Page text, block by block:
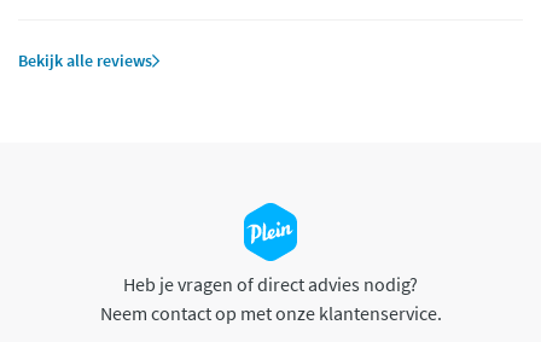
Bekijk alle reviews
Heb je vragen of direct advies nodig?
Neem contact op met onze klantenservice.